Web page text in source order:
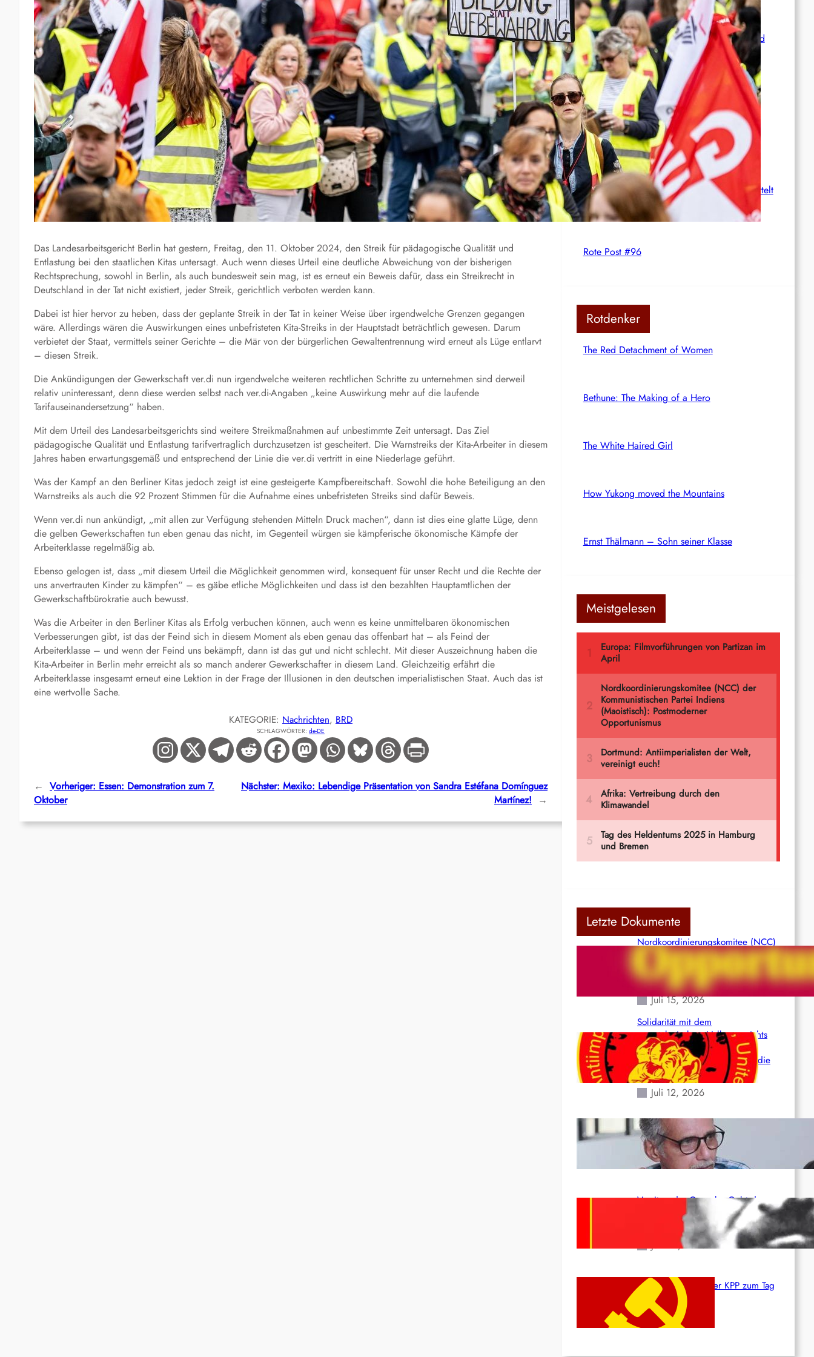
Das Landesarbeitsgericht Berlin hat gestern, Freitag, den 11. Oktober 2024, den Streik für pädagogische Qualität und
Entlastung bei den staatlichen Kitas untersagt. Auch wenn dieses Urteil eine deutliche Abweichung von der bisherigen
Rechtsprechung, sowohl in Berlin, als auch bundesweit sein mag, ist es erneut ein Beweis dafür, dass ein Streikrecht in
Deutschland in der Tat nicht existiert, jeder Streik, gerichtlich verboten werden kann.
Dabei ist hier hervor zu heben, dass der geplante Streik in der Tat in keiner Weise über irgendwelche Grenzen gegangen
wäre. Allerdings wären die Auswirkungen eines unbefristeten Kita-Streiks in der Hauptstadt beträchtlich gewesen. Darum
verbietet der Staat, vermittels seiner Gerichte – die Mär von der bürgerlichen Gewaltentrennung wird erneut als Lüge entlarvt
– diesen Streik.
Die Ankündigungen der Gewerkschaft ver.di nun irgendwelche weiteren rechtlichen Schritte zu unternehmen sind derweil
relativ uninteressant, denn diese werden selbst nach ver.di-Angaben „keine Auswirkung mehr auf die laufende
Tarifauseinandersetzung“ haben.
Mit dem Urteil des Landesarbeitsgerichts sind weitere Streikmaßnahmen auf unbestimmte Zeit untersagt. Das Ziel
pädagogische Qualität und Entlastung tarifvertraglich durchzusetzen ist gescheitert. Die Warnstreiks der Kita-Arbeiter in diesem
Jahres haben erwartungsgemäß und entsprechend der Linie die ver.di vertritt in eine Niederlage geführt.
Was der Kampf an den Berliner Kitas jedoch zeigt ist eine gesteigerte Kampfbereitschaft. Sowohl die hohe Beteiligung an den
Warnstreiks als auch die 92 Prozent Stimmen für die Aufnahme eines unbefristeten Streiks sind dafür Beweis.
Wenn ver.di nun ankündigt, „mit allen zur Verfügung stehenden Mitteln Druck machen“, dann ist dies eine glatte Lüge, denn
die gelben Gewerkschaften tun eben genau das nicht, im Gegenteil würgen sie kämpferische ökonomische Kämpfe der
Arbeiterklasse regelmäßig ab.
Ebenso gelogen ist, dass „mit diesem Urteil die Möglichkeit genommen wird, konsequent für unser Recht und die Rechte der
uns anvertrauten Kinder zu kämpfen“ – es gäbe etliche Möglichkeiten und dass ist den bezahlten Hauptamtlichen der
Gewerkschaftbürokratie auch bewusst.
Was die Arbeiter in den Berliner Kitas als Erfolg verbuchen können, auch wenn es keine unmittelbaren ökonomischen
Verbesserungen gibt, ist das der Feind sich in diesem Moment als eben genau das offenbart hat – als Feind der
Arbeiterklasse – und wenn der Feind uns bekämpft, dann ist das gut und nicht schlecht. Mit dieser Auszeichnung haben die
Kita-Arbeiter in Berlin mehr erreicht als so manch anderer Gewerkschafter in diesem Land. Gleichzeitig erfährt die
Arbeiterklasse insgesamt erneut eine Lektion in der Frage der Illusionen in den deutschen imperialistischen Staat. Auch das ist
eine wertvolle Sache.
KATEGORIE: Nachrichten, BRD
SCHLAGWÖRTER: de-DE
← Vorheriger: Essen: Demonstration zum 7.
Oktober
Nächster: Mexiko: Lebendige Präsentation von Sandra Estéfana Domínguez
Martínez!
→
Syrien: Der kurdische Journalist Ahmet Polad
ist seit 200 Tagen in Haft – die Solidarität
wächst
International: Aufruf zu einer
Solidaritätswoche mit anarchistischen
Gefangenen vom 23. bis 30. August 2026
Deutschland: Der Inlandsgeheimdienst ermittelt
gegen „Prosfygika“
Rote Post #96
Rotdenker
The Red Detachment of Women
Bethune: The Making of a Hero
The White Haired Girl
How Yukong moved the Mountains
Ernst Thälmann – Sohn seiner Klasse
Meistgelesen
Letzte Dokumente
Nordkoordinierungskomitee (NCC)
der Kommunistischen Partei Indiens
(Maoistisch): Postmoderner
Opportunismus
Juli 15, 2026
Solidarität mit dem
venezolanischem Volk angesichts
der verlorenen Leben und der
katastrophalen Situation durch die
Erdbeben des 24. Juni!
Juli 12, 2026
Indien: „Die Politik der
Kapitulation“ von K. Murali (Ajith)
Juli 1, 2026
Vorsitzender Gonzalo: Gebt das
Leben für die Partei und die
Juni 19, 2026
Beschluss des ZK der KPP zum Tag
des Heldentums
Juni 19, 2026